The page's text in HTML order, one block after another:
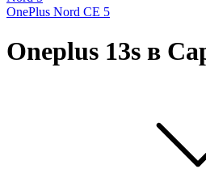
OnePlus Nord CE 5
Oneplus 13s в